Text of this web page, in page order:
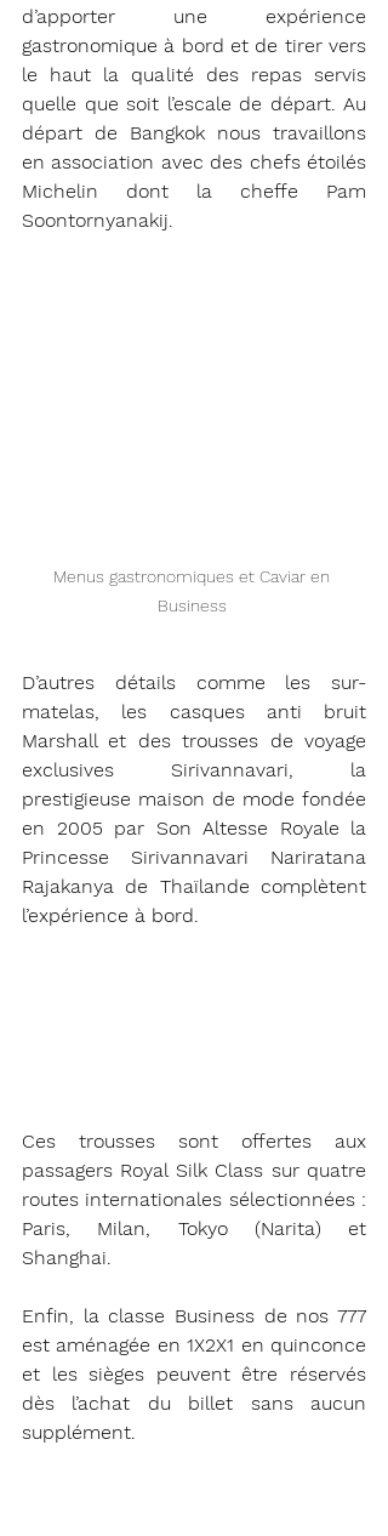
d’apporter une expérience
gastronomique à bord et de tirer vers
le haut la qualité des repas servis
quelle que soit l’escale de départ. Au
départ de Bangkok nous travaillons
en association avec des chefs étoilés
Michelin dont la cheffe Pam
Soontornyanakij.
Menus gastronomiques et Caviar en
Business
D’autres détails comme les sur-
matelas, les casques anti bruit
Marshall et des trousses de voyage
exclusives Sirivannavari, la
prestigieuse maison de mode fondée
en 2005 par Son Altesse Royale la
Princesse Sirivannavari Nariratana
Rajakanya de Thaïlande complètent
l’expérience à bord.
Ces trousses sont offertes aux
passagers Royal Silk Class sur quatre
routes internationales sélectionnées :
Paris, Milan, Tokyo (Narita) et
Shanghai.
Enfin, la classe Business de nos 777
est aménagée en 1X2X1 en quinconce
et les sièges peuvent être réservés
dès l’achat du billet sans aucun
supplément.